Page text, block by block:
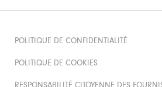
POLITIQUE DE CONFIDENTIALITÉ
POLITIQUE DE COOKIES